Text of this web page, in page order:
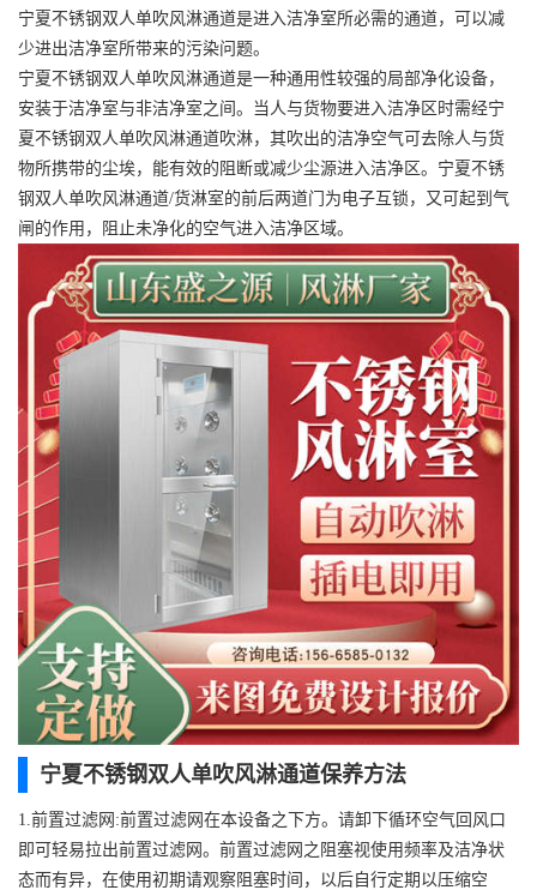
宁夏不锈钢双人单吹风淋通道是进入洁净室所必需的通道，可以减
少进出洁净室所带来的污染问题。
宁夏不锈钢双人单吹风淋通道是一种通用性较强的局部净化设备，
安装于洁净室与非洁净室之间。当人与货物要进入洁净区时需经宁
夏不锈钢双人单吹风淋通道吹淋，其吹出的洁净空气可去除人与货
物所携带的尘埃，能有效的阻断或减少尘源进入洁净区。宁夏不锈
钢双人单吹风淋通道/货淋室的前后两道门为电子互锁，又可起到气
闸的作用，阻止未净化的空气进入洁净区域。
宁夏不锈钢双人单吹风淋通道保养方法
1.前置过滤网:前置过滤网在本设备之下方。请卸下循环空气回风口
即可轻易拉出前置过滤网。前置过滤网之阻塞视使用频率及洁净状
态而有异，在使用初期请观察阻塞时间，以后自行定期以压缩空